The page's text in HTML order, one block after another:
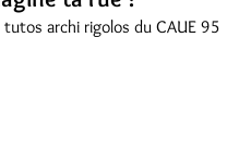
tutos archi rigolos du CAUE 95